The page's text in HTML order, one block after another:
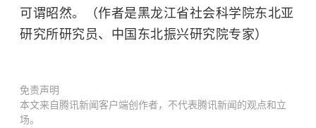
可谓昭然。（作者是黑龙江省社会科学院东北亚
研究所研究员、中国东北振兴研究院专家）
免责声明
本文来自腾讯新闻客户端创作者，不代表腾讯新闻的观点和立
场。